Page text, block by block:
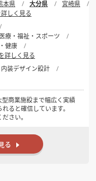
本県 大分県
宮崎県
しく見る
医療・福祉・スポーツ
健康
詳しく見る
内装デザイン設計
商業施設まで幅広く実績
ると確信しています。
さい。
る